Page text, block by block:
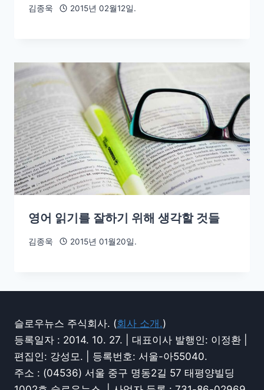
김종욱 2015년 02월12일.
영어 읽기를 잘하기 위해 생각할 것들
김종욱 2015년 01월20일.
슬로우뉴스 주식회사. (회사 소개.)
등록일자 : 2014. 10. 27. | 대표이사 발행인: 이정환 |
편집인: 강성모. | 등록번호: 서울-아55040.
주소 : (04536) 서울 중구 명동2길 57 태평양빌딩